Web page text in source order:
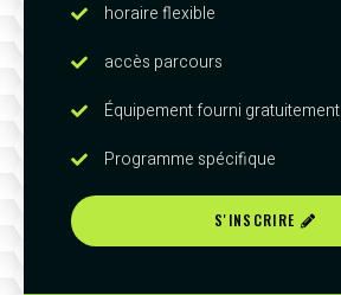
horaire flexible
accès parcours
Équipement fourni gratuitement
Programme spécifique
S'INSCRIRE